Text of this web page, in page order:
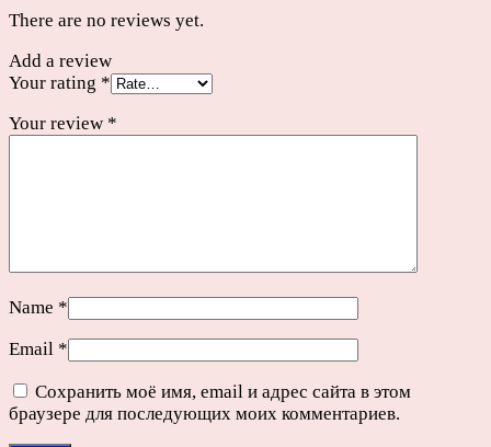
There are no reviews yet.
Add a review
Your rating *
Your review *
Name *
Email *
Сохранить моё имя, email и адрес сайта в этом
браузере для последующих моих комментариев.